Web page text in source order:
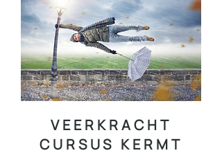
VEERKRACHT
CURSUS KERMT